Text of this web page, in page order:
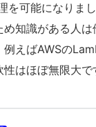
を可能になりま
め知識がある人
えばAWSの
はほぼ無限大で